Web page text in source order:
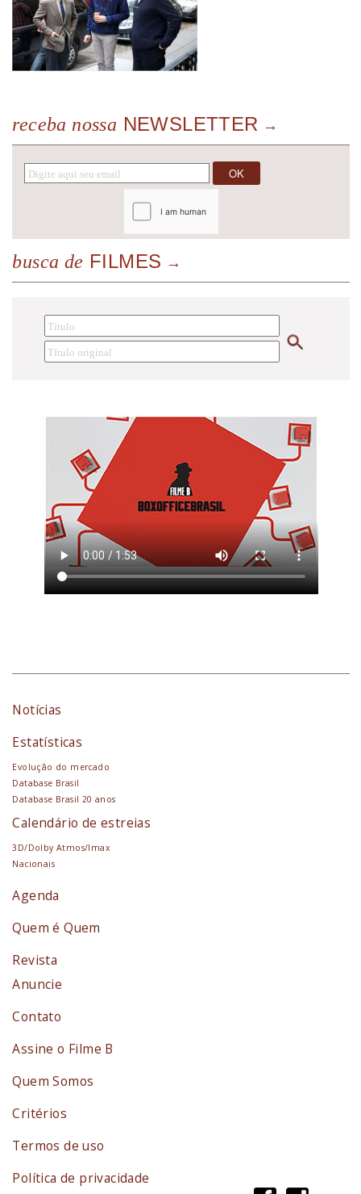
receba nossa NEWSLETTER
busca de FILMES
Notícias
Estatísticas
Evolução do mercado
Database Brasil
Database Brasil 20 anos
Calendário de estreias
3D/Dolby Atmos/Imax
Nacionais
Agenda
Quem é Quem
Revista
Anuncie
Contato
Assine o Filme B
Quem Somos
Critérios
Termos de uso
Política de privacidade